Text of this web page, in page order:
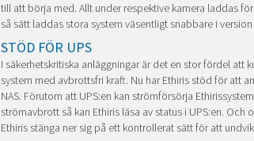
till att börja med. Allt under respektive kamera laddas
så sätt laddas stora system väsentligt snabbare i version
STÖD FÖR UPS
I säkerhetskritiska anläggningar är det en stor fördel att
system med avbrottsfri kraft. Nu har Ethiris stöd för att
NAS. Förutom att UPS:en kan strömförsörja
strömavbrott så kan Ethiris läsa av status i UPS:en. Och
Ethiris stänga ner sig på ett kontrollerat sätt för att